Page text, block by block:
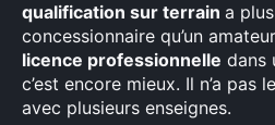
qualification sur terrain a
concessionnaire qu’un
licence professionnelle dans
c’est encore mieux. Il n’a pas
avec plusieurs enseignes.